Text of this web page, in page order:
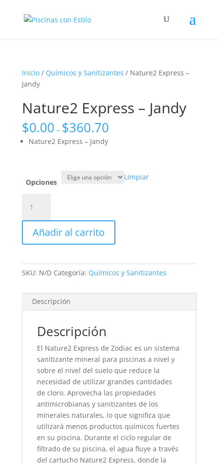
Inicio/ Químicos y Sanitizantes / Nature2 Express –
Jandy
Nature2 Express – Jandy
$0.00 – $360.70
Nature2 Express – Jandy
Opciones
Limpiar
Express
-
Jandy
cantidad
Añadir al carrito
SKU: N/D Categoría: Químicos y Sanitizantes
Descripción
Descripción
El Nature2 Express de Zodiac es un sistema
sanitizante mineral para piscinas a nivel y
sobre el nivel del suelo que reduce la
necesidad de utilizar grandes cantidades
de cloro. Aprovecha las propiedades
antimicrobianas y sanitizantes de los
minerales naturales, lo que significa que
utilizará menos productos químicos fuertes
en su piscina. Durante el ciclo regular de
filtrado de su piscina, el agua fluye a través
del cartucho Nature2 Express, donde la